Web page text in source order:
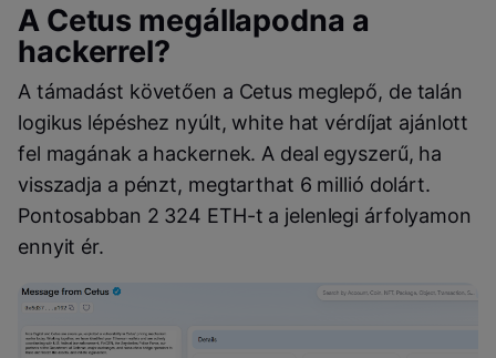
A Cetus megállapodna a
hackerrel?
A támadást követően a Cetus meglepő, de talán
logikus lépéshez nyúlt, white hat vérdíjat ajánlott
fel magának a hackernek. A deal egyszerű, ha
visszadja a pénzt, megtarthat 6 millió dolárt.
Pontosabban 2 324 ETH-t a jelenlegi árfolyamon
ennyit ér.